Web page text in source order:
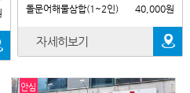
돌문어해물삼합(1~2인)
40,000원
자세히보기
안심